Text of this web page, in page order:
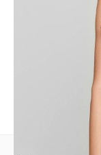
Ten produkt nie ma